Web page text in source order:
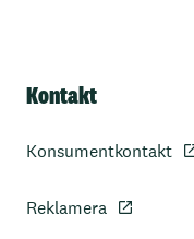
Kontakt
Konsumentkontakt
Reklamera